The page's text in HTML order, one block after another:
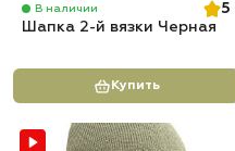
В наличии
5
Шапка 2-й вязки Черная
Купить